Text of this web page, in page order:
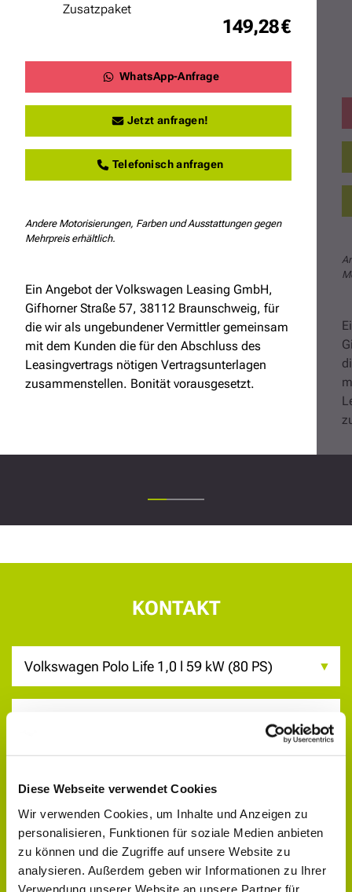
Diese Webseite verwendet Cookies
Wir verwenden Cookies, um Inhalte und Anzeigen zu
personalisieren, Funktionen für soziale Medien anbieten
zu können und die Zugriffe auf unsere Website zu
analysieren. Außerdem geben wir Informationen zu Ihrer
Verwendung unserer Website an unsere Partner für
Zusatzpaket
149,28 €
WhatsApp-Anfrage
Jetzt anfragen!
Telefonisch anfragen
Andere Motorisierungen, Farben und Ausstattungen gegen
Mehrpreis erhältlich.
Ein Angebot der Volkswagen Leasing GmbH,
Gifhorner Straße 57, 38112 Braunschweig, für
die wir als ungebundener Vermittler gemeinsam
mit dem Kunden die für den Abschluss des
Leasingvertrags nötigen Vertragsunterlagen
zusammenstellen. Bonität vorausgesetzt.
KONTAKT